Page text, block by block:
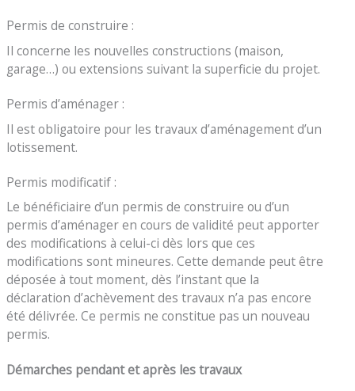
Permis de construire :
Il concerne les nouvelles constructions (maison,
garage…) ou extensions suivant la superficie du projet.
Permis d’aménager :
Il est obligatoire pour les travaux d’aménagement d’un
lotissement.
Permis modificatif :
Le bénéficiaire d’un permis de construire ou d’un
permis d’aménager en cours de validité peut apporter
des modifications à celui-ci dès lors que ces
modifications sont mineures. Cette demande peut être
déposée à tout moment, dès l’instant que la
déclaration d’achèvement des travaux n’a pas encore
été délivrée. Ce permis ne constitue pas un nouveau
permis.
Démarches pendant et après les travaux